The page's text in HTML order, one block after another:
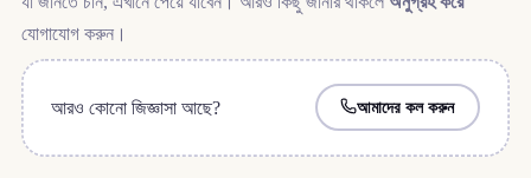
যোগাযোগ করুন।
আরও কোনো জিজ্ঞাসা আছে? আমাদের কল করুন